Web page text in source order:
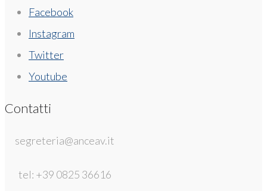
Facebook
Instagram
Twitter
Youtube
Contatti
segreteria@anceav.it
tel: +39 0825 36616